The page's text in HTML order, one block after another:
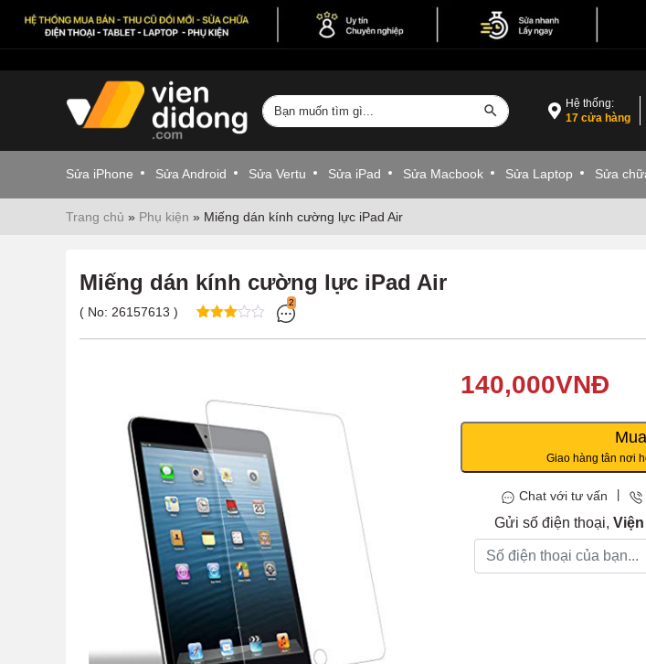
Hệ thống:
17 cửa hàng
Sửa iPhone Sửa Android Sửa Vertu Sửa iPad Sửa Macbook Sửa Laptop Sửa
Trang chủ » Phụ kiện » Miếng dán kính cường lực iPad Air
Miếng dán kính cường lực iPad Air
( No: 26157613 )
trên 5
2
140,000VNĐ
Giao hàng tân nơi
Chat với tư vấn
Gửi số điện thoại,